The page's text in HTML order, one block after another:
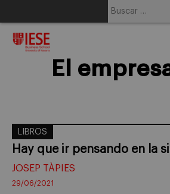
El
LIBROS
Hay que ir pensando en la
JOSEP TÀPIES
29/06/2021